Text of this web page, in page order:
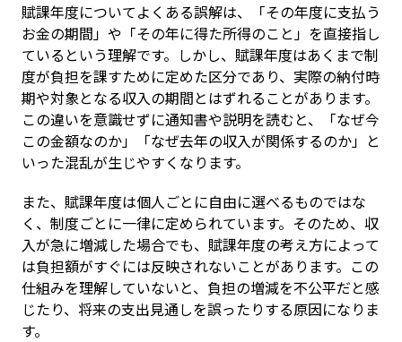
賦課年度についてよくある誤解は、「その年度に支払う
お金の期間」や「その年に得た所得のこと」を直接指し
ているという理解です。しかし、賦課年度はあくまで制
度が負担を課すために定めた区分であり、実際の納付時
期や対象となる収入の期間とはずれることがあります。
この違いを意識せずに通知書や説明を読むと、「なぜ今
この金額なのか」「なぜ去年の収入が関係するのか」と
いった混乱が生じやすくなります。
また、賦課年度は個人ごとに自由に選べるものではな
く、制度ごとに一律に定められています。そのため、収
入が急に増減した場合でも、賦課年度の考え方によって
は負担額がすぐには反映されないことがあります。この
仕組みを理解していないと、負担の増減を不公平だと感
じたり、将来の支出見通しを誤ったりする原因になりま
す。